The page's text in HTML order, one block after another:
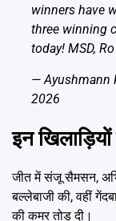
winners have
three winning
today! MSD,
— Ayushmann
2026
इन
जीत में संजू सैमसन,
बल्लेबाजी की, वहीं
की कमर तोड़ दी।